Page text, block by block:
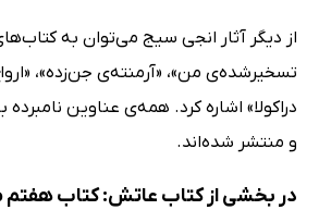
از دیگر آثار انجی سیج می‌توان به
تسخیرشده‌ی من»، «آرمنته‌ی جن‌زده»،
دراکولا» اشاره کرد. همه‌ی عناوین
و منتشر شده‌اند.
در بخشی از کتاب عاتش: کتاب